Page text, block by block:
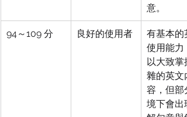
意。
94～109 分 良好的使用者
有基本的
使用能力
以大致掌
雜的英文
容，但部
境下會出